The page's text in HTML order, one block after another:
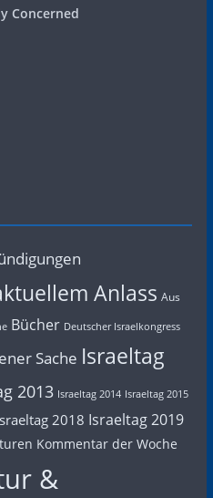
Concerned
Anlass Aus
Bücher Deutscher Israelkongress
Sache Israeltag
2013 Israeltag 2014 Israeltag 2015
2018 Israeltag 2019
Kommentar der Woche
&